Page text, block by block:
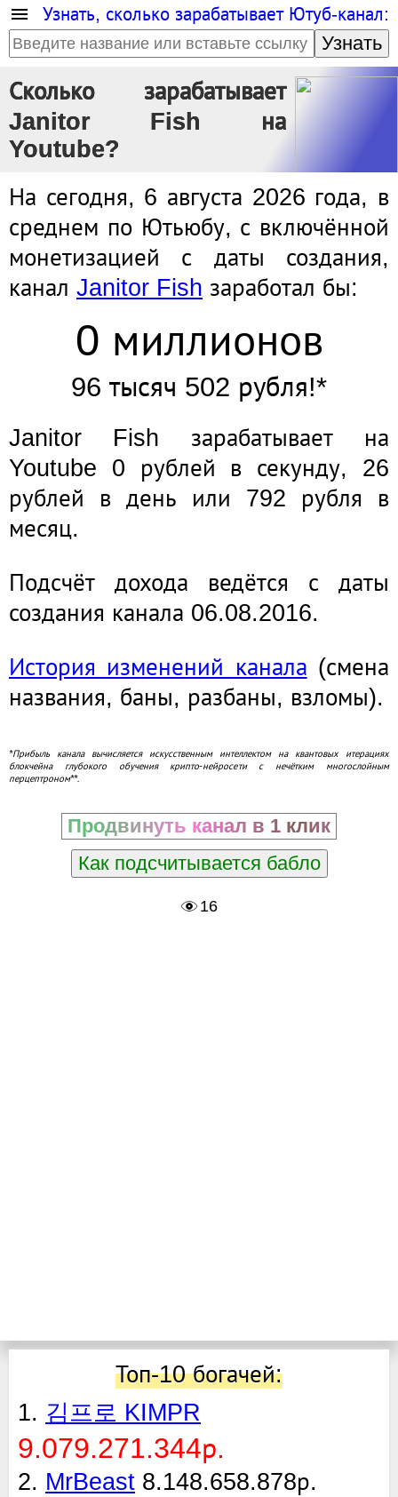
Узнать, сколько зарабатывает Ютуб-канал:
Узнать
Сколько зарабатывает
Janitor Fish на
Youtube?
На сегодня, 6 августа 2026 года, в
среднем по Ютьюбу, с включённой
монетизацией с даты создания,
канал Janitor Fish заработал бы:
0 миллионов
96 тысяч 502 рубля!*
Janitor Fish зарабатывает на
Youtube 0 рублей в секунду, 26
рублей в день или 792 рубля в
месяц.
Подсчёт дохода ведётся с даты
создания канала 06.08.2016.
История изменений канала (смена
названия, баны, разбаны, взломы).
*Прибыль канала вычисляется искусственным интеллектом на квантовых итерациях
блокчейна глубокого обучения крипто-нейросети с нечётким многослойным
перцептроном**.
Продвинуть канал в 1 клик
Как подсчитывается бабло
16
Топ-10 богачей:
1. 김프로 KIMPR
9.079.271.344р.
2. MrBeast 8.148.658.878р.